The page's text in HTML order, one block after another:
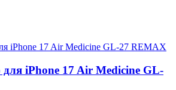
для iPhone 17 Air Medicine GL-